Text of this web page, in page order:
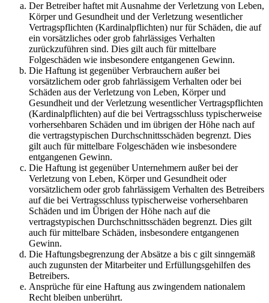
Der Betreiber haftet mit Ausnahme der Verletzung von Leben,
Körper und Gesundheit und der Verletzung wesentlicher
Vertragspflichten (Kardinalpflichten) nur für Schäden, die auf
ein vorsätzliches oder grob fahrlässiges Verhalten
zurückzuführen sind. Dies gilt auch für mittelbare
Folgeschäden wie insbesondere entgangenen Gewinn.
Die Haftung ist gegenüber Verbrauchern außer bei
vorsätzlichem oder grob fahrlässigem Verhalten oder bei
Schäden aus der Verletzung von Leben, Körper und
Gesundheit und der Verletzung wesentlicher Vertragspflichten
(Kardinalpflichten) auf die bei Vertragsschluss typischerweise
vorhersehbaren Schäden und im übrigen der Höhe nach auf
die vertragstypischen Durchschnittsschäden begrenzt. Dies
gilt auch für mittelbare Folgeschäden wie insbesondere
entgangenen Gewinn.
Die Haftung ist gegenüber Unternehmern außer bei der
Verletzung von Leben, Körper und Gesundheit oder
vorsätzlichem oder grob fahrlässigem Verhalten des Betreibers
auf die bei Vertragsschluss typischerweise vorhersehbaren
Schäden und im Übrigen der Höhe nach auf die
vertragstypischen Durchschnittsschäden begrenzt. Dies gilt
auch für mittelbare Schäden, insbesondere entgangenen
Gewinn.
Die Haftungsbegrenzung der Absätze a bis c gilt sinngemäß
auch zugunsten der Mitarbeiter und Erfüllungsgehilfen des
Betreibers.
Ansprüche für eine Haftung aus zwingendem nationalem
Recht bleiben unberührt.